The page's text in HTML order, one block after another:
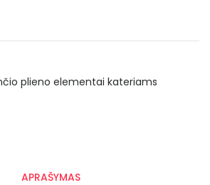
plieno elementai kateriams
APRAŠYMAS